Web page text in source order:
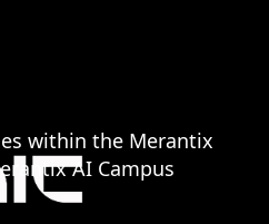
within the Merantix
AI Campus